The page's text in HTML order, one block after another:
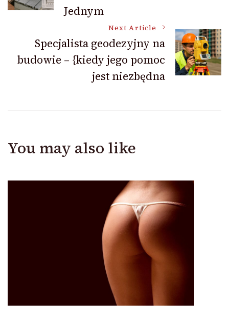
Jednym
Next Article
Specjalista geodezyjny na
budowie – {kiedy jego pomoc
jest niezbędna
You may also like